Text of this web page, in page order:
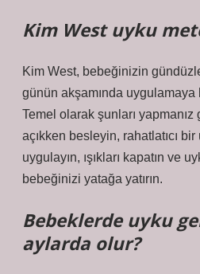
Kim West uyku
Kim West, bebeğinizin
günün akşamında uygulamaya
Temel olarak şunları yapmanız
açıkken besleyin, rahatlatıcı
uygulayın, ışıkları kapatın ve
bebeğinizi yatağa yatırın.
Bebeklerde uyku
aylarda olur?